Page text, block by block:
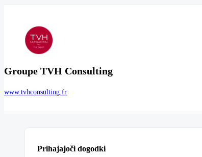
Groupe TVH Consulting
www.tvhconsulting.fr
Prihajajoči dogodki